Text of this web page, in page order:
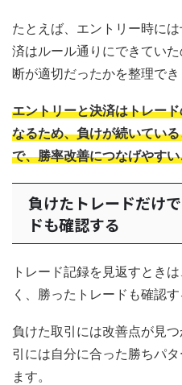
たとえば、エントリー時に
済はルール通りにできてい
断が適切だったかを整理でき
エントリーと決済はトレー
なるため、負けが続いてい
で、勝率改善につなげやす
負けたトレードだけ
ドも確認する
トレード記録を見返すとき
く、勝ったトレードも確認す
負けた取引には改善点が見
引には自分に合った勝ちパ
ます。